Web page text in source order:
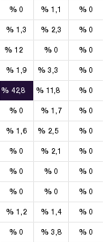
% 0 % 1,1 % 0
% 1,3 % 2,3 % 0
%12 % 0 % 0
% 1,9 % 3,3 % 0
%42,8 %11,8 % 0
% 0 % 1,7 % 0
% 1,6 % 2,5 % 0
% 0 % 2,1 % 0
% 0 % 0 % 0
% 0 % 0 % 0
% 1,2 % 1,4 % 0
% 0 % 3,8 % 0